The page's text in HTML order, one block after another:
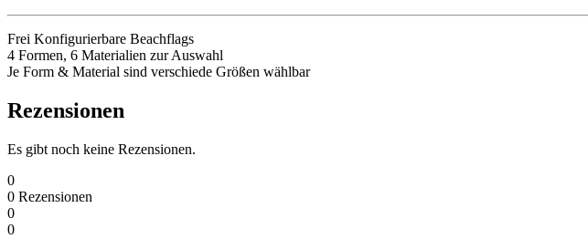
Frei Konfigurierbare Beachflags
4 Formen, 6 Materialien zur Auswahl
Je Form & Material sind verschiede Größen wählbar
Rezensionen
Es gibt noch keine Rezensionen.
0
0 Rezensionen
0
0